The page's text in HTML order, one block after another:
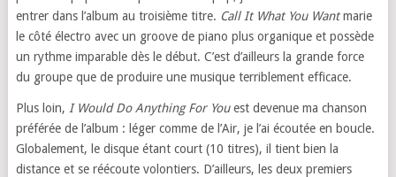
entrer dans l’album au troisième titre. Call It What You Wantmarie
le côté électro avec un groove de piano plus organique et possède
un rythme imparable dès le début. C’est d’ailleurs la grande force
du groupe que de produire une musique terriblement efficace.
Plus loin, I Would Do Anything For Youest devenue ma chanson
préférée de l’album : léger comme de l’Air, je l’ai écoutée en boucle.
Globalement, le disque étant court (10 titres), il tient bien la
distance et se réécoute volontiers. D’ailleurs, les deux premiers